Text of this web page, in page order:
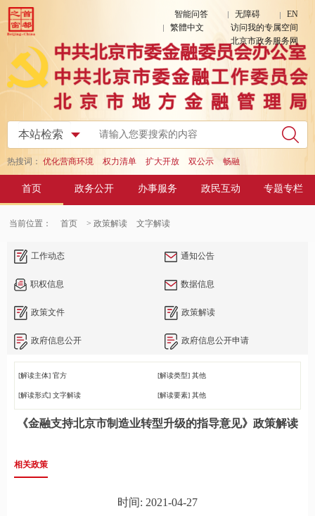
智能问答 无障碍
EN
繁體中文
访问我的专属空间
北京市政务服务网
热搜词： 优化营商环境 权力清单 扩大开放 双公示 畅融
首页 政务公开 办事服务 政民互动 专题专栏
当前位置： 首页 > 政策解读 文字解读
工作动态 通知公告
职权信息 数据信息
政策文件 政策解读
政府信息公开 政府信息公开申请
[解读主体] 官方 [解读类型] 其他
[解读形式] 文字解读 [解读要素] 其他
《金融支持北京市制造业转型升级的指导意见》政策解读
相关政策
时间: 2021-04-27